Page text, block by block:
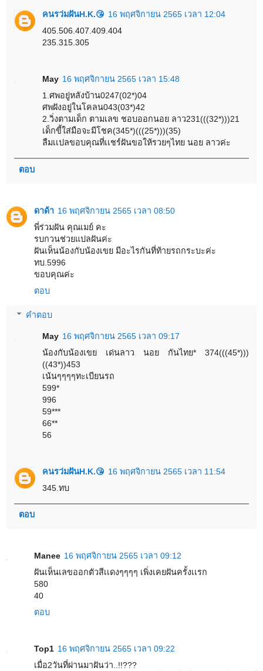
คนรว่มฝันH.K.😘 16 พฤศจิกายน 2565 เวลา 12:04
405.506.407.409.404
235.315.305
May 16 พฤศจิกายน 2565 เวลา 15:48
1.ศพอยู่หลังบ้าน0247(02*)04
ศพฝังอยู่ในโคลน043(03*)42
2.วิ่งตามเด็ก ตามเลข ชอบออกนอย ลาว231(((32*)))21
เด็กขี้ใส่มือจะมีโชค(345*)(((25*)))(35)
ลืมเเปลขอบคุณที่เเชร์ฝันขอให้รวยๆไทย นอย ลาวค่ะ
ตอบ
ดาด้า 16 พฤศจิกายน 2565 เวลา 08:50
พี่ร่วมฝัน คุณเมย์ คะ
รบกวนช่วยแปลฝันค่ะ
ฝันเห็นน้องกับน้องเขย มีอะไรกันที่ท้ายรถกระบะค่ะ
ทบ.5996
ขอบคุณค่ะ
ตอบ
คำตอบ
May 16 พฤศจิกายน 2565 เวลา 09:17
น้องกับน้องเขย เด่นลาว นอย กันไทย* 374(((45*)))
((43*))453
เน้นๆๆๆๆทะเบียนรถ
599*
996
59***
66**
56
คนรว่มฝันH.K.😘 16 พฤศจิกายน 2565 เวลา 11:54
345.ทบ
ตอบ
Manee 16 พฤศจิกายน 2565 เวลา 09:12
ฝันเห็นเลขออกตัวสีเเดงๆๆๆๆ เพิ่งเคยฝันครั้งเเรก
580
40
ตอบ
Top1 16 พฤศจิกายน 2565 เวลา 09:22
เมื่อ2วันที่ผ่านมาฝันว่า..!!???